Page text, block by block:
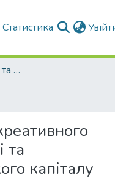
Статистика
Факультет Економіки та бізнесу
та
капіталу